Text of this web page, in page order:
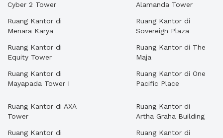
Cyber 2 Tower
Ruang Kantor di
Menara Karya
Ruang Kantor di
Equity Tower
Ruang Kantor di
Mayapada Tower I
Alamanda Tower
Ruang Kantor di
Sovereign Plaza
Ruang Kantor di The
Maja
Ruang Kantor di One
Pacific Place
Ruang Kantor di AXA
Tower
Ruang Kantor di
Ruang Kantor di
Artha Graha Building
Ruang Kantor di